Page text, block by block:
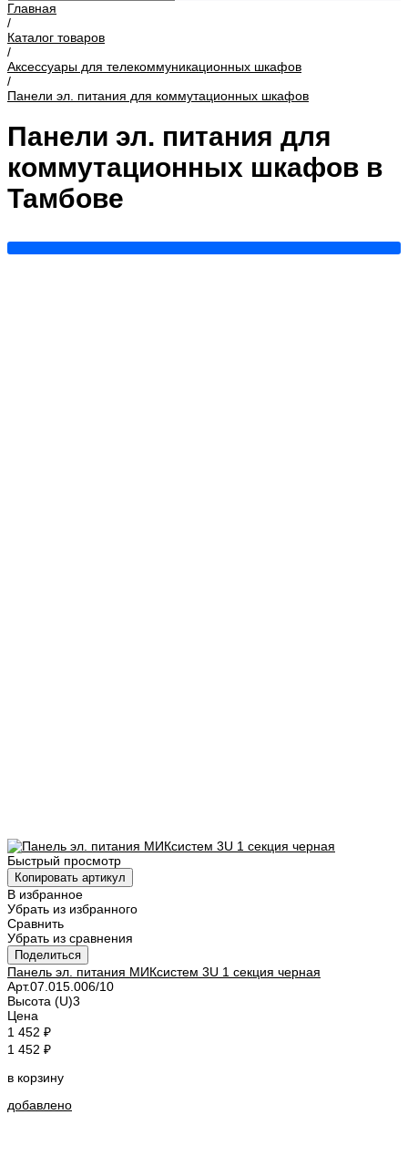
Главная
/
Каталог товаров
/
Аксессуары для телекоммуникационных шкафов
/
Панели эл. питания для коммутационных шкафов
Панели эл. питания для
коммутационных шкафов в
Тамбове
Быстрый просмотр
Копировать артикул
В избранное
Убрать из избранного
Сравнить
Убрать из сравнения
Поделиться
Панель эл. питания МИКсистем 3U 1 секция черная
Арт.07.015.006/10
Высота (U)3
Цена
1 452 ₽
1 452 ₽
в корзину
добавлено